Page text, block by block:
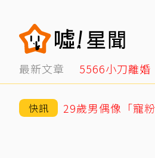
最新文章 5566小刀離婚
快訊 29歲男偶像「寵